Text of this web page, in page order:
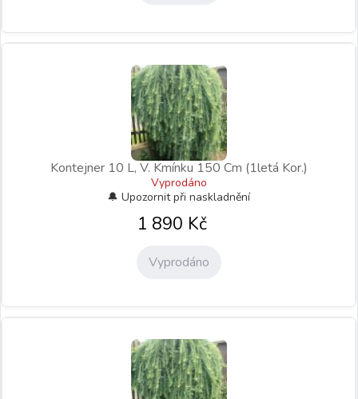
Kontejner 10 L, V. Kmínku 150 Cm (1letá Kor.)
Vyprodáno
1 890 Kč
Vyprodáno